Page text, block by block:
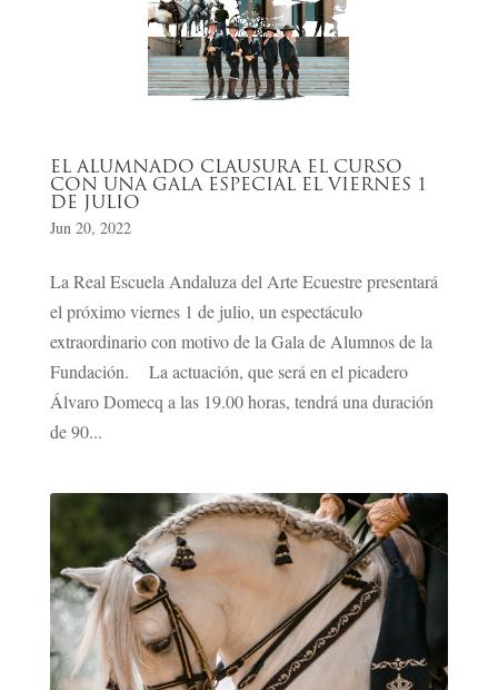
EL ALUMNADO CLAUSURA EL CURSO
CON UNA GALA ESPECIAL EL VIERNES 1
DE JULIO
Jun 20, 2022
La Real Escuela Andaluza del Arte Ecuestre presentará
el próximo viernes 1 de julio, un espectáculo
extraordinario con motivo de la Gala de Alumnos de la
Fundación. La actuación, que será en el picadero
Álvaro Domecq a las 19.00 horas, tendrá una duración
de 90...